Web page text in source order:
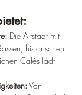
Die Altstadt mit
historischen
Cafés lädt
Von